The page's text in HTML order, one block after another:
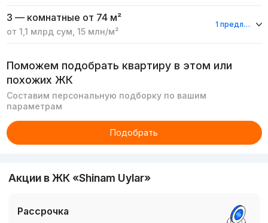
3 — комнатные от 74 м²
от 1,1 млрд сум 15 млн/м²
1 предложение
Поможем подобрать квартиру в этом или
похожих ЖК
Составим персональную подборку по вашим
параметрам
Подобрать
Акции в ЖК «Shinam Uylar»
Рассрочка